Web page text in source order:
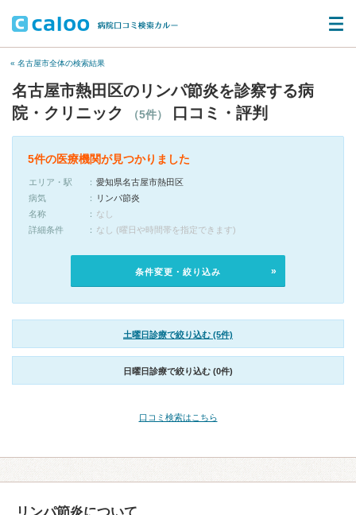
« 名古屋市全体の検索結果
名古屋市熱田区のリンパ節炎を診察する病
院・クリニック
（5件） 口コミ・評判
5件の医療機関が見つかりました
エリア・駅
愛知県名古屋市熱田区
病気
リンパ節炎
名称
なし
詳細条件
なし (曜日や時間帯を指定できます)
条件変更・絞り込み
土曜日診療で絞り込む (5件)
日曜日診療で絞り込む (0件)
口コミ検索はこちら